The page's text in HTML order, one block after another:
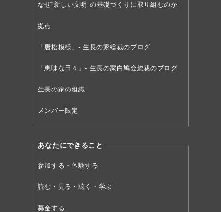
なぜ“新しい文明”の基礎づくりに取り組むのか
拠点
「唐松模様」- 生長の家総裁のブログ
「恵味な日々」- 生長の家白鳩会総裁のブログ
生長の家の組織
メンバー限定
あなたにできること
参加する・体験する
読む・見る・聴く・学ぶ
募金する